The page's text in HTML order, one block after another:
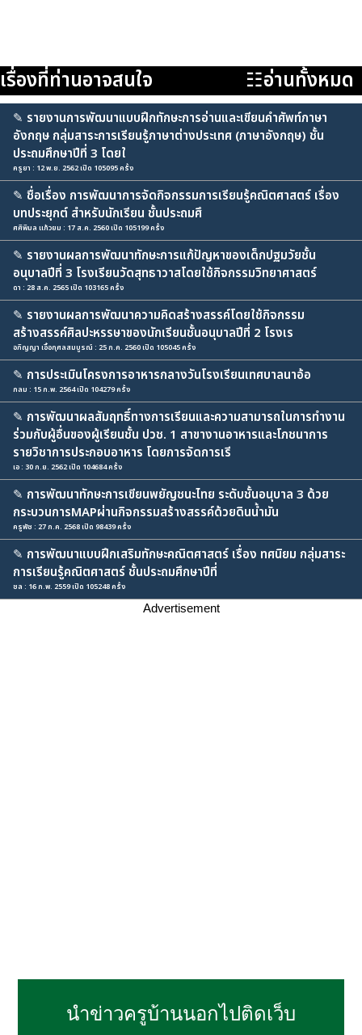
เรื่องที่ท่านอาจสนใจ ☷อ่านทั้งหมด
✎ รายงานการพัฒนาแบบฝึกทักษะการอ่านและเขียนคำศัพท์ภาษา
อังกฤษ กลุ่มสาระการเรียนรู้ภาษาต่างประเทศ (ภาษาอังกฤษ) ชั้น
ประถมศึกษาปีที่ 3 โดยใ
ครูยา : 12 พ.ย. 2562 เปิด 105095 ครั้ง
✎ ชื่อเรื่อง การพัฒนาการจัดกิจกรรมการเรียนรู้คณิตศาสตร์ เรื่อง
บทประยุกต์ สำหรับนักเรียน ชั้นประถมศึ
ศศิพิมล แก้วยม : 17 ส.ค. 2560 เปิด 105199 ครั้ง
✎ รายงานผลการพัฒนาทักษะการแก้ปัญหาของเด็กปฐมวัยชั้น
อนุบาลปีที่ 3 โรงเรียนวัดสุทธาวาสโดยใช้กิจกรรมวิทยาศาสตร์
ดา : 28 ส.ค. 2565 เปิด 103165 ครั้ง
✎ รายงานผลการพัฒนาความคิดสร้างสรรค์โดยใช้กิจกรรม
สร้างสรรค์ศิลปะหรรษาของนักเรียนชั้นอนุบาลปีที่ 2 โรงเร
อภิญญา เอื้อกุศลสมบูรณ์ : 25 ก.ค. 2560 เปิด 105045 ครั้ง
✎ การประเมินโครงการอาหารกลางวันโรงเรียนเทศบาลนาอ้อ
กลม : 15 ก.พ. 2564 เปิด 104279 ครั้ง
✎ การพัฒนาผลสัมฤทธิ์ทางการเรียนและความสามารถในการทำงาน
ร่วมกับผู้อื่นของผู้เรียนชั้น ปวช. 1 สาขางานอาหารและโภชนาการ
รายวิชาการประกอบอาหาร โดยการจัดการเรี
เอ : 30 ก.ย. 2562 เปิด 104684 ครั้ง
✎ การพัฒนาทักษะการเขียนพยัญชนะไทย ระดับชั้นอนุบาล 3 ด้วย
กระบวนการMAPผ่านกิจกรรมสร้างสรรค์ด้วยดินน้ำมัน
ครูพัช : 27 ก.ค. 2568 เปิด 98439 ครั้ง
✎ การพัฒนาแบบฝึกเสริมทักษะคณิตศาสตร์ เรื่อง ทศนิยม กลุ่มสาระ
การเรียนรู้คณิตศาสตร์ ชั้นประถมศึกษาปีที่
ชล : 16 ก.พ. 2559 เปิด 105248 ครั้ง
Advertisement
นำข่าวครูบ้านนอกไปติดเว็บ